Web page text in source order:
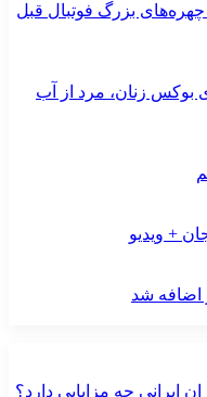
بزرگ فوتبال قبل
بوکس زنان، مرد از آب
+ ویدیو
اضافه شد